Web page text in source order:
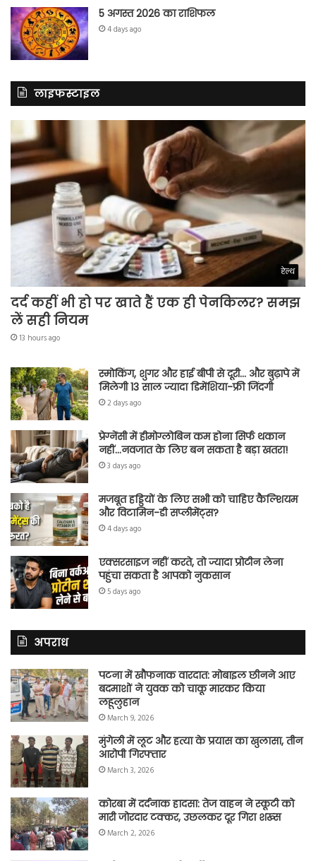
5 अगस्त 2026 का राशिफल
4 days ago
लाइफस्टाइल
हेल्थ
दर्द कहीं भी हो पर खाते हैं एक ही पेनकिलर? समझ
लें सही नियम
13 hours ago
स्मोकिंग, शुगर और हाई बीपी से दूरी… और बुढ़ापे में
मिलेगी 13 साल ज्यादा डिमेंशिया-फ्री जिंदगी
2 days ago
प्रेग्नेंसी में हीमोग्लोबिन कम होना सिर्फ थकान
नहीं…नवजात के लिए बन सकता है बड़ा खतरा!
3 days ago
मजबूत हड्डियों के लिए सभी को चाहिए कैल्शियम
और विटामिन-डी सप्लीमेंट्स?
4 days ago
एक्सरसाइज नहीं करते, तो ज्यादा प्रोटीन लेना
पहुंचा सकता है आपको नुकसान
5 days ago
अपराध
पटना में खौफनाक वारदात: मोबाइल छीनने आए
बदमाशों ने युवक को चाकू मारकर किया
लहूलुहान
March 9, 2026
मुंगेली में लूट और हत्या के प्रयास का खुलासा, तीन
आरोपी गिरफ्तार
March 3, 2026
कोरबा में दर्दनाक हादसा: तेज वाहन ने स्कूटी को
मारी जोरदार टक्कर, उछलकर दूर गिरा शख्स
March 2, 2026